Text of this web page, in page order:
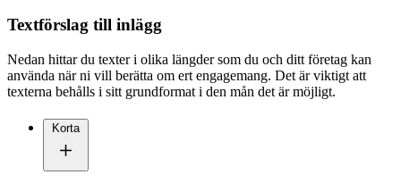
Textförslag till inlägg
Nedan hittar du texter i olika längder som du och ditt företag kan
använda när ni vill berätta om ert engagemang. Det är viktigt att
texterna behålls i sitt grundformat i den mån det är möjligt.
Korta